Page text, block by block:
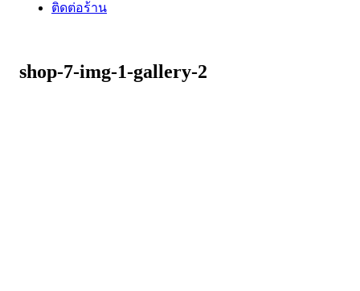
ติดต่อร้าน
shop-7-img-1-gallery-2